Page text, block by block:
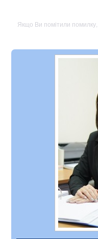
Якщо Ви помітили помилку,